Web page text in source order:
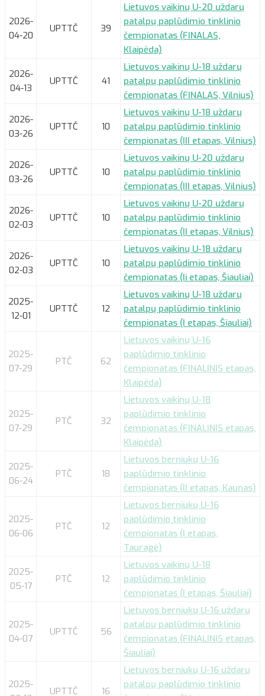
2026-
04-20
UPTTČ 39
Lietuvos vaikinų U-20 uždarų
patalpų paplūdimio tinklinio
čempionatas (FINALAS,
Klaipėda)
2026-
04-13
UPTTČ 41
Lietuvos vaikinų U-18 uždarų
patalpų paplūdimio tinklinio
čempionatas (FINALAS, Vilnius)
2026-
03-26
UPTTČ 10
Lietuvos vaikinų U-18 uždarų
patalpų paplūdimio tinklinio
čempionatas (III etapas, Vilnius)
2026-
03-26
UPTTČ 10
Lietuvos vaikinų U-20 uždarų
patalpų paplūdimio tinklinio
čempionatas (III etapas, Vilnius)
2026-
02-03
UPTTČ 10
Lietuvos vaikinų U-20 uždarų
patalpų paplūdimio tinklinio
čempionatas (II etapas, Vilnius)
2026-
02-03
UPTTČ 10
Lietuvos vaikinų U-18 uždarų
patalpų paplūdimio tinklinio
čempionatas (Ii etapas, Šiauliai)
2025-
12-01
UPTTČ 12
Lietuvos vaikinų U-18 uždarų
patalpų paplūdimio tinklinio
čempionatas (I etapas, Šiauliai)
2025-
07-29
PTČ 62
Lietuvos vaikinų U-16
paplūdimio tinklinio
čempionatas (FINALINIS etapas,
Klaipėda)
2025-
07-29
PTČ 32
Lietuvos vaikinų U-18
paplūdimio tinklinio
čempionatas (FINALINIS etapas,
Klaipėda)
2025-
06-24
PTČ 18
Lietuvos berniukų U-16
paplūdimio tinklinio
čempionatas (II etapas, Kaunas)
2025-
06-06
PTČ 12
Lietuvos berniukų U-16
paplūdimio tinklinio
čempionatas (I etapas,
Tauragė)
2025-
05-17
PTČ 12
Lietuvos vaikinų U-18
paplūdimio tinklinio
čempionatas (I etapas, Šiauliai)
2025-
04-07
UPTTČ 56
Lietuvos berniukų U-16 uždarų
patalpų paplūdimio tinklinio
čempionatas (FINALINIS etapas,
Šiauliai)
2025-
UPTTČ 16
Lietuvos berniukų U-16 uždarų
patalpų paplūdimio tinklinio